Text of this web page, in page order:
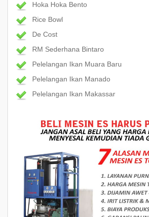
Hoka Hoka Bento
Rice Bowl
De Cost
RM Sederhana Bintaro
Pelelangan Ikan Muara Baru
Pelelangan Ikan Manado
Pelelangan Ikan Makassar